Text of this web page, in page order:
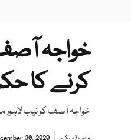
خواجہ
کرنے کا
خواجہ آصف کو نیب لاہور
ویب ڈیسک 30, 2020